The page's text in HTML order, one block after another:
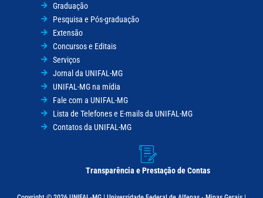
Graduação
Pesquisa e Pós-graduação
Extensão
Concursos e Editais
Serviços
Jornal da UNIFAL-MG
UNIFAL-MG na mídia
Fale com a UNIFAL-MG
Lista de Telefones e E-mails da UNIFAL-MG
Contatos da UNIFAL-MG
Transparência e Prestação de Contas